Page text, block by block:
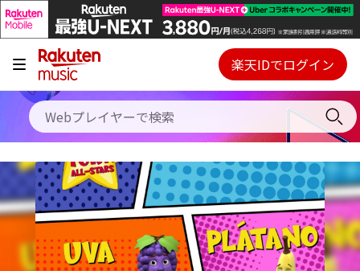
キャンペーン
料金プラン
使い方
初回30日間無料お試し
Webプレイヤー
ご契約内容の確認・変更
楽天IDでログイン